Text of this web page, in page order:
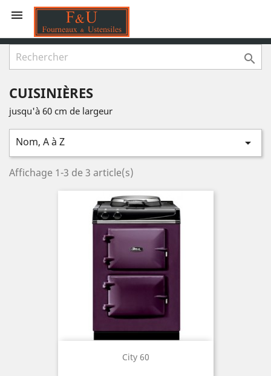


CUISINIÈRES
jusqu'à 60 cm de largeur
Nom, A à Z 
Affichage 1-3 de 3 article(s)
City 60